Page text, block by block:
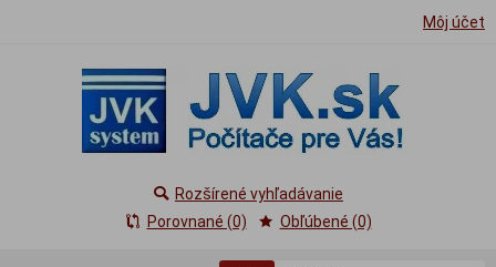
Môj účet
Rozšírené vyhľadávanie
Porovnané (0)
Obľúbené (0)